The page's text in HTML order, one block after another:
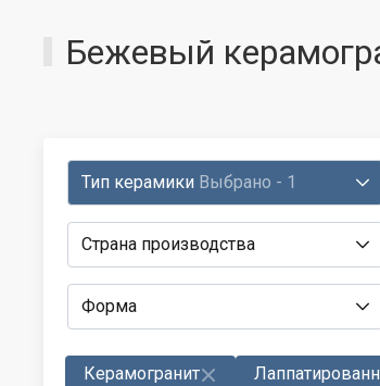
Бежевый
Тип керамики Выбрано - 1
Страна производства
Форма
Керамогранит